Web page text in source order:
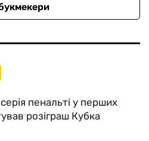
пенальті у перших
розіграш Кубка